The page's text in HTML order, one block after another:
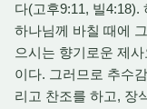
다(고후9:11, 빌
하나님께 바칠 때에
으시는 향기로운 제
이다. 그러므로 추수
리고 찬조를 하고, 장